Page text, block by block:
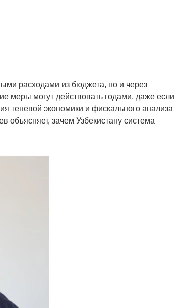
расходами из бюджета, но и через
меры могут действовать годами, даже если
теневой экономики и фискального анализа
зачем Узбекистану система